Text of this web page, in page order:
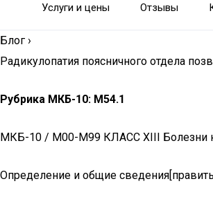
Услуги и цены Отзывы
Блог ›
Радикулопатия поясничного отдела
Рубрика МКБ-10: M54.1
МКБ-10 / M00-M99 КЛАСС XIII Болезни
Определение и общие